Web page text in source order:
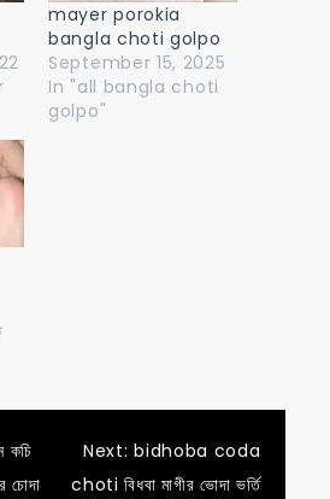
mayer porokia
bangla choti golpo
September 15, 2025
In "all bangla choti
golpo"
কচি
চোদা
Next: bidhoba coda
choti বিধবা মাগীর ভোদা ভর্তি